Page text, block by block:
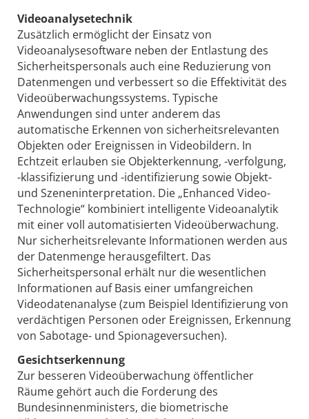
Videoanalysetechnik
Zusätzlich ermöglicht der Einsatz von
Videoanalysesoftware neben der Entlastung des
Sicherheitspersonals auch eine Reduzierung von
Datenmengen und verbessert so die Effektivität des
Videoüberwachungssystems. Typische
Anwendungen sind unter anderem das
automatische Erkennen von sicherheitsrelevanten
Objekten oder Ereignissen in Videobildern. In
Echtzeit erlauben sie Objekterkennung, -verfolgung,
-klassifizierung und -identifizierung sowie Objekt-
und Szeneninterpretation. Die „Enhanced Video-
Technologie“ kombiniert intelligente Videoanalytik
mit einer voll automatisierten Videoüberwachung.
Nur sicherheitsrelevante Informationen werden aus
der Datenmenge herausgefiltert. Das
Sicherheitspersonal erhält nur die wesentlichen
Informationen auf Basis einer umfangreichen
Videodatenanalyse (zum Beispiel Identifizierung von
verdächtigen Personen oder Ereignissen, Erkennung
von Sabotage- und Spionageversuchen).
Gesichtserkennung
Zur besseren Videoüberwachung öffentlicher
Räume gehört auch die Forderung des
Bundesinnenministers, die biometrische